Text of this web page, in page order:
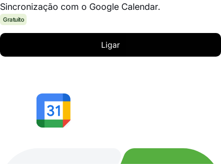
Sincronização com o Google Calendar.
Gratuito
Ligar